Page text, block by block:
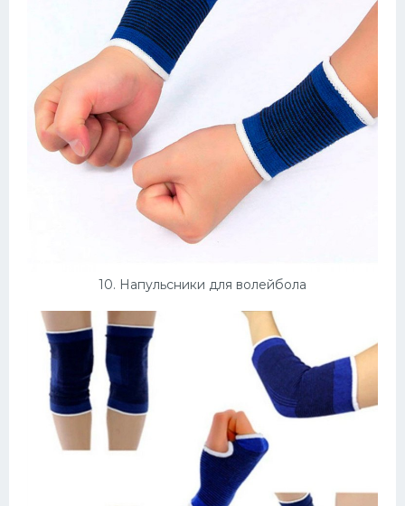
10. Напульсники для волейбола